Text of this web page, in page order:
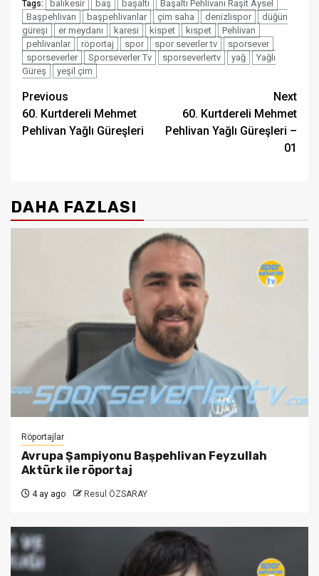
Tags: balıkesir baş başaltı
Başaltı Pehlivanı Raşit Aysel
Başpehlivan
başpehlivanlar çim saha denizlispor
düğün
güreşi
er meydanı karesi kispet kıspet
Pehlivan
pehlivanlar
röportaj spor spor severler tv
sporsever
sporseverler
Sporseverler Tv sporseverlertv yağ
Yağlı
Güreş
yeşil çim
Post
navigation
Previous
60. Kurtdereli Mehmet
Pehlivan Yağlı Güreşleri
Next
60. Kurtdereli Mehmet
Pehlivan Yağlı Güreşleri –
01
DAHA FAZLASI
Röportajlar
Avrupa Şampiyonu Başpehlivan Feyzullah
Aktürk ile röportaj
4 ay ago Resul ÖZSARAY